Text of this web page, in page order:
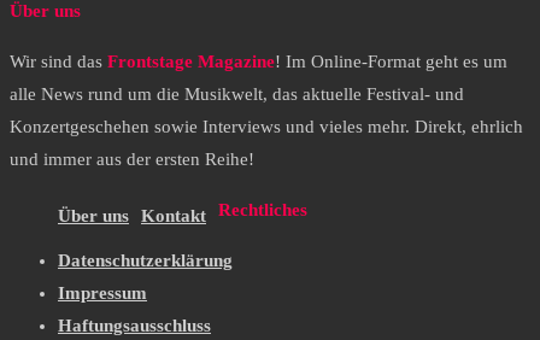
Über uns
Wir sind das Frontstage Magazine! Im Online-Format geht es um
alle News rund um die Musikwelt, das aktuelle Festival- und
Konzertgeschehen sowie Interviews und vieles mehr. Direkt, ehrlich
und immer aus der ersten Reihe!
Über uns Kontakt Rechtliches
Datenschutzerklärung
Impressum
Haftungsausschluss